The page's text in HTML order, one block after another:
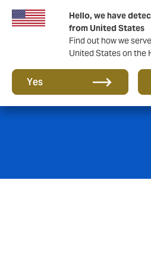
Hello, we have
from United States
Find out how we
United States on the
Yes
Howden